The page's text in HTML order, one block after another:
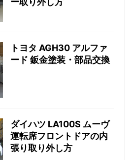
トヨタ AGH30 アルファ
ード 鈑金塗装・部品交換
ダイハツ LA100S ムーヴ
運転席フロントドアの内
張り取り外し方